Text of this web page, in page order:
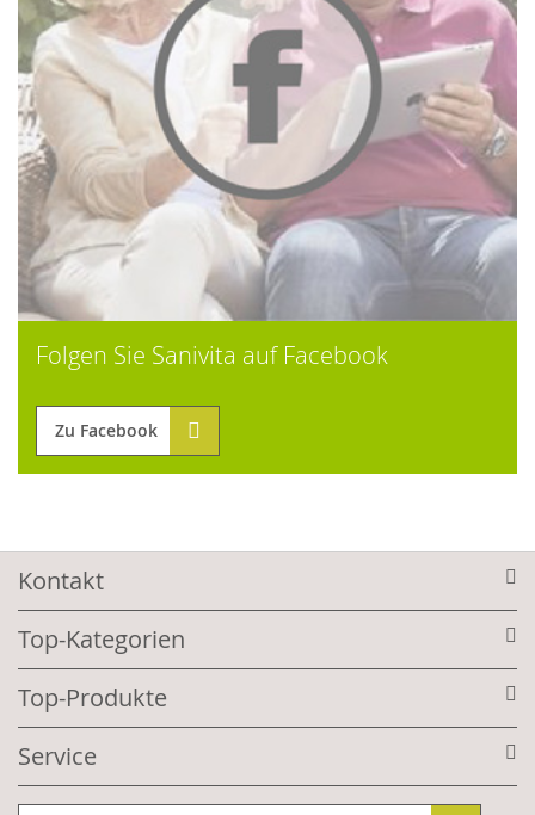
Folgen Sie Sanivita auf Facebook
Zu Facebook
Kontakt
Top-Kategorien
Top-Produkte
Service